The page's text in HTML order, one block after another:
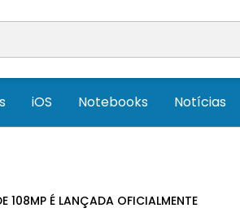
iOS Notebooks Notícias
108MP É LANÇADA OFICIALMENTE